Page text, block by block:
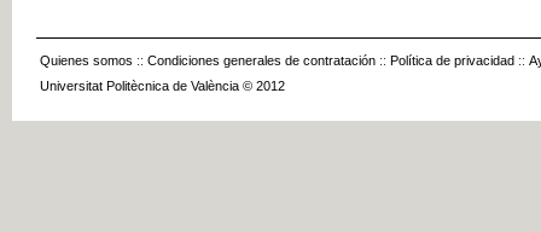
Quienes somos :: Condiciones generales de contratación :: Política de privacidad ::
Universitat Politècnica de València © 2012